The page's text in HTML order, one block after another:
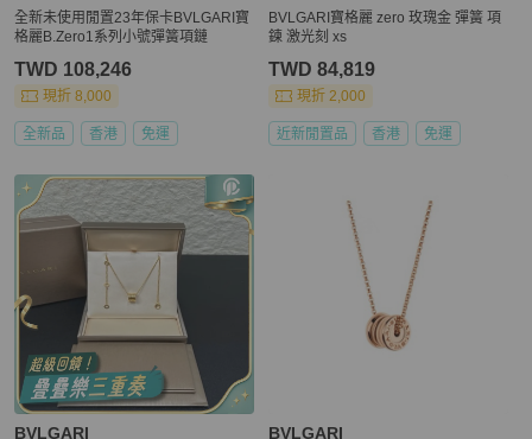
全新未使用閒置23年保卡BVLGARI寶
格麗B.Zero1系列小號彈簧項鏈
TWD 108,246
現折 8,000
全新品 香港 免運
BVLGARI寶格麗 zero 玫瑰金 彈簧 項
鍊 激光刻 xs
TWD 84,819
現折 2,000
近新閒置品 香港 免運
BVLGARI BVLGARI